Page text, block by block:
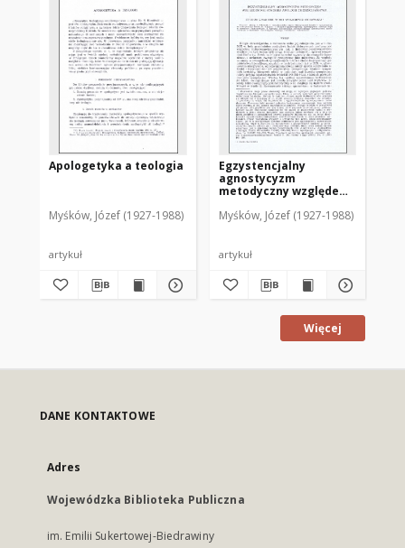
Apologetyka a teologia
Myśków, Józef (1927-1988)
artykuł
Egzystencjalny
agnostycyzm
metodyczny względem
chrześcijaństwa
Myśków, Józef (1927-1988)
artykuł
Więcej
DANE KONTAKTOWE
Adres
Wojewódzka Biblioteka Publiczna
im. Emilii Sukertowej-Biedrawiny